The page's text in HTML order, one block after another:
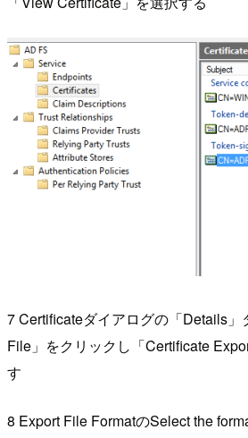
7 Certificateダイアログの「Details」
File」をクリックし「Certificate
す
8 Export File FormatのSelect the